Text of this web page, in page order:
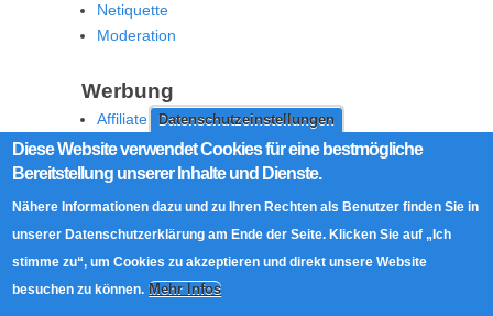
Datenschutzeinstellungen
Diese Website verwendet Cookies für eine bestmögliche
Bereitstellung unserer Inhalte und Dienste.
Nähere Informationen dazu und zu Ihren Rechten als Benutzer finden Sie in
unserer Datenschutzerklärung am Ende der Seite. Klicken Sie auf „Ich
stimme zu“, um Cookies zu akzeptieren und direkt unsere Website
besuchen zu können. Mehr Infos
Netiquette
Moderation
Werbung
Affiliate Offenlegung
Werben Sie auf MoW
Social Media
RSS Feed
Facebook